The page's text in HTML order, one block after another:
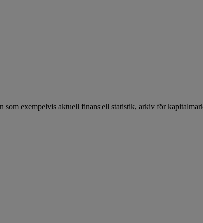
exempelvis aktuell finansiell statistik, arkiv för